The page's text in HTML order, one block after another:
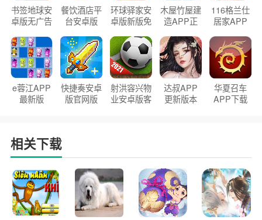
书签地球安
卓版无广告
餐饮酒店平
台安卓版
环球驿家安
卓版新版免
木屋竹屋建
造APP正
116格兰仕
居家APP
e蓉江APP
最新版
快捷奏安卓
版官网版
射洪容兴物
业安卓版客
达叔APP
更新版本
华夏召车
APP下载
相关下载